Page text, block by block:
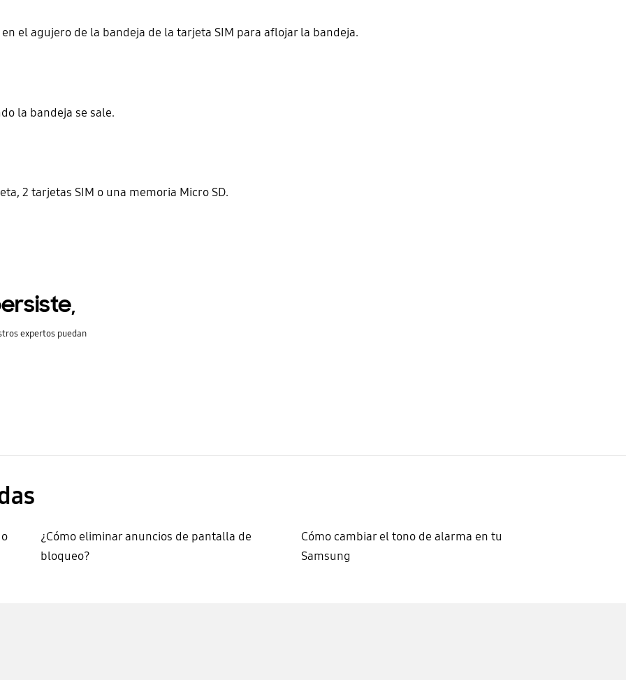
el agujero de la bandeja de la tarjeta SIM para aflojar la bandeja.
la bandeja se sale.
2 tarjetas SIM o una memoria Micro SD.
expertos puedan
¿Cómo eliminar anuncios de pantalla de
bloqueo?
Cómo cambiar el tono de alarma en tu
Samsung